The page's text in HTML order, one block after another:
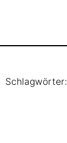
Schlagwörter: